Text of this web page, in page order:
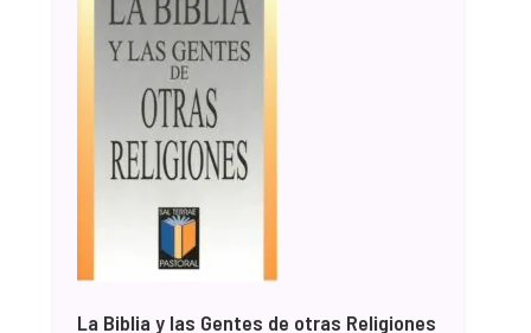
La Biblia y las Gentes de otras Religiones